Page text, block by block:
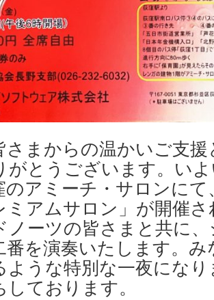
さまからの温かいご支
がとうございます。い
のアミーチ・サロンにて
ミアムサロン」が開催
ノーツの皆さまと共に
番を演奏いたします。
ような特別な一夜にな
ております。